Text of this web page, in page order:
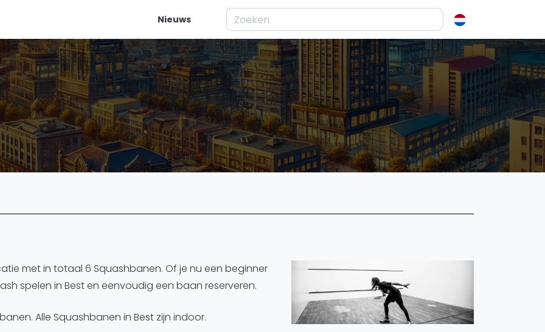
Squash
Squash Amsterdam
Squash Rotterdam
Squash Den Haag
Squash Utrecht
Squash Nijmegen
Squash Apeldoorn
Vragen over squash
Wat is Squash?
Waar moet je op letten als je een racket koopt
Waarom is squash zo leuk?
Artikelen
Basistechnieken in squash
Nieuws
met in totaal 6 Squashbanen. Of je nu een beginner
spelen in Best en eenvoudig een baan reserveren.
Alle Squashbanen in Best zijn indoor.